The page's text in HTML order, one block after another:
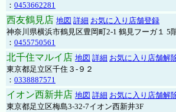
： 0453662281
西友鶴見店 地図 詳細 お気に入り店舗登録
神奈川県横浜市鶴見区豊岡町2-1 鶴見フーガ１ 5
： 0455750561
北千住マルイ店 地図 詳細 お気に入り店舗解
東京都足立区千住３-９２
： 0338887571
イオン西新井店 地図 詳細 お気に入り店舗解
東京都足立区梅島3-32-7イオン西新井3F